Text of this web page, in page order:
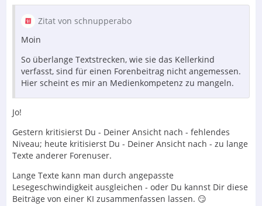
Zitat von schnupperabo
Moin
So überlange Textstrecken, wie sie das Kellerkind
verfasst, sind für einen Forenbeitrag nicht angemessen.
Hier scheint es mir an Medienkompetenz zu mangeln.
Jo!
Gestern kritisierst Du - Deiner Ansicht nach - fehlendes
Niveau; heute kritisierst Du - Deiner Ansicht nach - zu lange
Texte anderer Forenuser.
Lange Texte kann man durch angepasste
Lesegeschwindigkeit ausgleichen - oder Du kannst Dir diese
Beiträge von einer KI zusammenfassen lassen. 😏